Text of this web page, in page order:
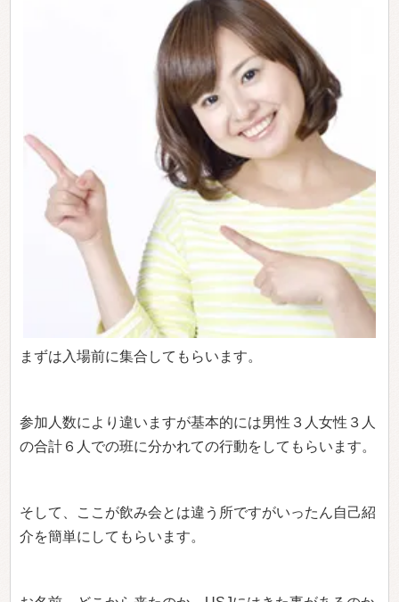
まずは入場前に集合してもらいます。
参加人数により違いますが基本的には男性３人女性３人
の合計６人での班に分かれての行動をしてもらいます。
そして、ここが飲み会とは違う所ですがいったん自己紹
介を簡単にしてもらいます。